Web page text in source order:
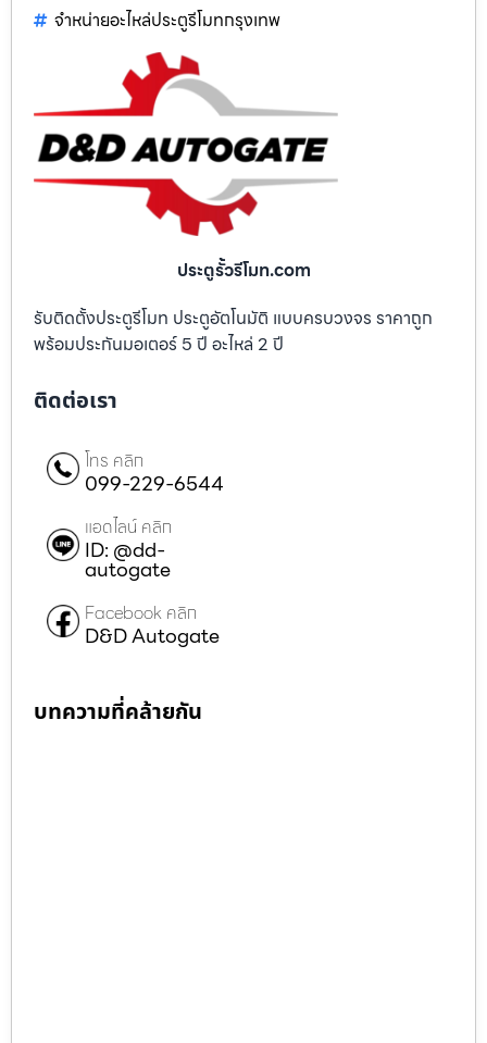
จำหน่ายอะไหล่ประตูรีโมทกรุงเทพ
ประตูรั้วรีโมท.com
รับติดตั้งประตูรีโมท ประตูอัตโนมัติ แบบครบวงจร ราคาถูก
พร้อมประกันมอเตอร์ 5 ปี อะไหล่ 2 ปี
ติดต่อเรา
โทร คลิก
099-229-6544
แอดไลน์ คลิก
ID: @dd-
autogate
Facebook คลิก
D&D Autogate
บทความที่คล้ายกัน